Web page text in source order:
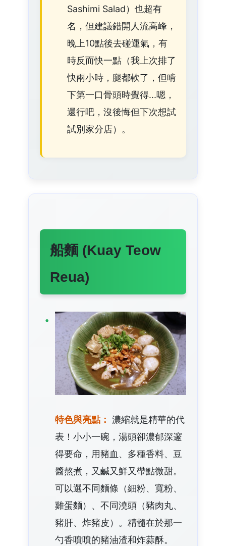
Sashimi Salad）也超有
名，但建議錯開人流高峰，
晚上10點後去碰運氣，有
時反而快一點（我上次排了
快兩小時，腿都軟了，但啃
下第一口骨頭時覺得...嗯，
還行吧，沒後悔但下次想試
試別家分店）。
船麵 (Kuay Teow
Reua)
特色與亮點： 濃縮就是精華的代
表！小小一碗，湯頭卻濃郁深邃
得要命，用豬血、多種香料、豆
醬熬煮，又鹹又鮮又帶點微甜。
可以選不同麵條（細粉、寬粉、
雞蛋麵）、不同澆頭（豬肉丸、
豬肝、炸豬皮）。精髓在於那一
勺香噴噴的豬油渣和炸蒜酥。